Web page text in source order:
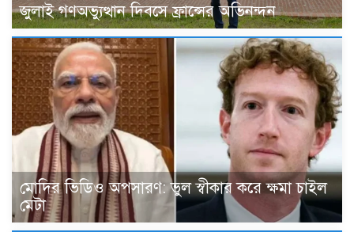
জুলাই গণঅভ্যুত্থান দিবসে ফ্রান্সের অভিনন্দন
মোদির ভিডিও অপসারণ: ভুল স্বীকার করে ক্ষমা চাইল
মেটা